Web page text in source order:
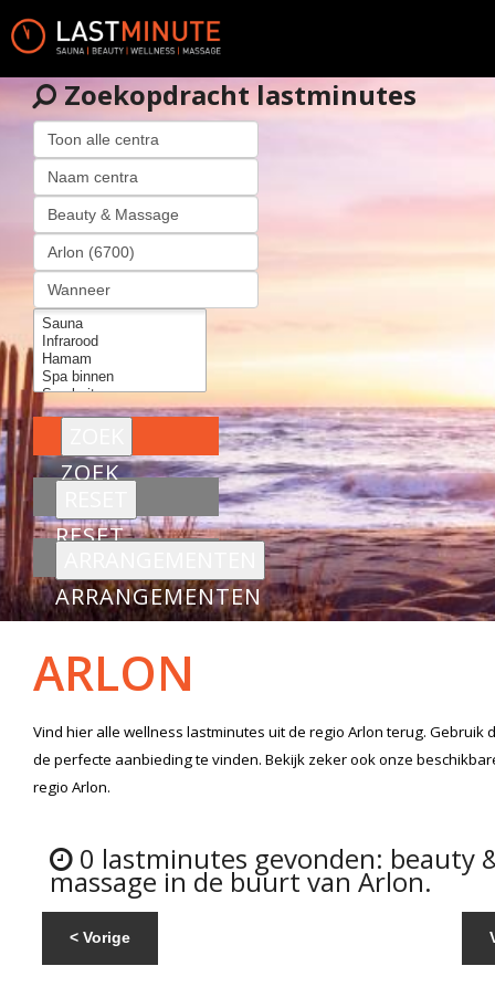
Zoekopdracht lastminutes
ZOEK
RESET
ARRANGEMENTEN
ARLON
Vind hier alle wellness lastminutes uit de regio Arlonterug. Gebruik
de perfecte aanbieding te vinden. Bekijk zeker ook onze
regio Arlon.
0 lastminutes gevonden: beauty
massage in de buurt van Arlon.
< Vorige